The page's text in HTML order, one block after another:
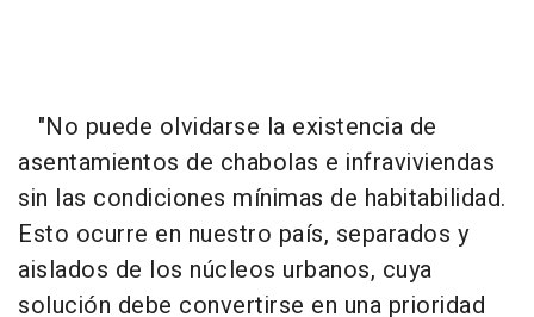
"No puede olvidarse la existencia de
asentamientos de chabolas e infraviviendas
sin las condiciones mínimas de habitabilidad.
Esto ocurre en nuestro país, separados y
aislados de los núcleos urbanos, cuya
solución debe convertirse en una prioridad